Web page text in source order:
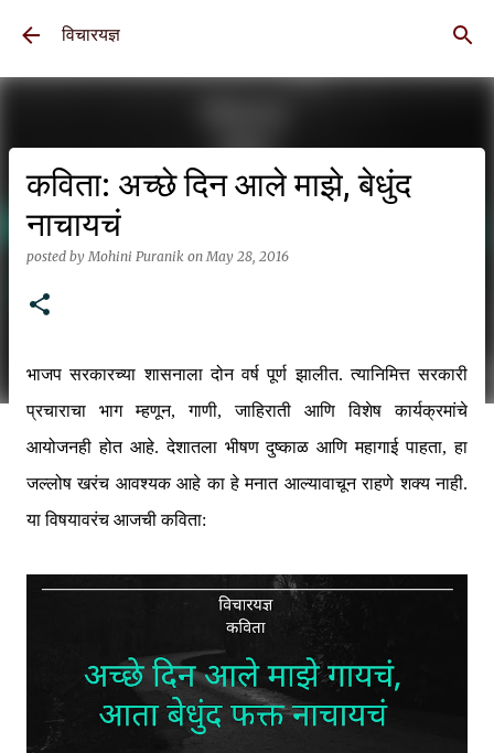
विचारयज्ञ
कविता: अच्छे दिन आले माझे, बेधुंद
नाचायचं
posted byMohini Puranik onMay 28, 2016
भाजप सरकारच्या शासनाला दोन वर्ष पूर्ण झालीत. त्यानिमित्त सरकारी
प्रचाराचा भाग म्हणून, गाणी, जाहिराती आणि विशेष कार्यक्रमांचे
आयोजनही होत आहे. देशातला भीषण दुष्काळ आणि महागाई पाहता, हा
जल्लोष खरंच आवश्यक आहे का हे मनात आल्यावाचून राहणे शक्य नाही.
या विषयावरंच आजची कविता: